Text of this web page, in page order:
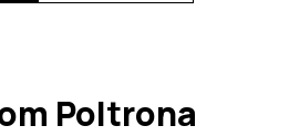
Poltrona